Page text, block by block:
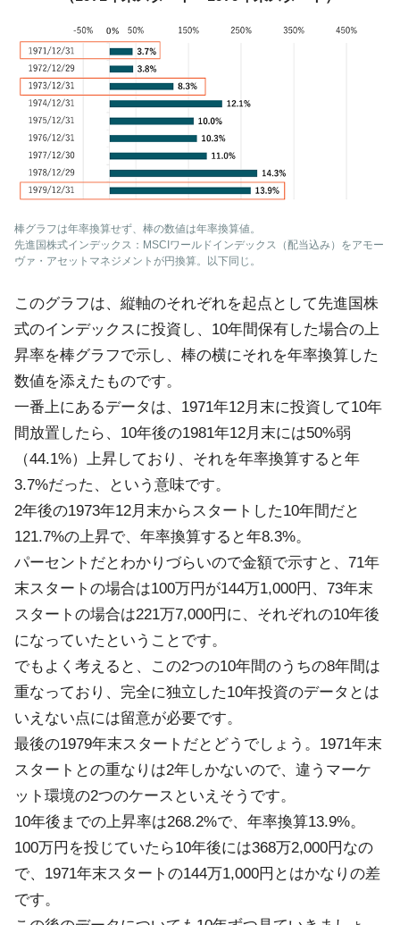
棒グラフは年率換算せず、棒の数値は年率換算値。
先進国株式インデックス：MSCIワールドインデックス（配当込み）をアモー
ヴァ・アセットマネジメントが円換算。以下同じ。
このグラフは、縦軸のそれぞれを起点として先進国株
式のインデックスに投資し、10年間保有した場合の上
昇率を棒グラフで示し、棒の横にそれを年率換算した
数値を添えたものです。
一番上にあるデータは、1971年12月末に投資して10年
間放置したら、10年後の1981年12月末には50%弱
（44.1%）上昇しており、それを年率換算すると年
3.7%だった、という意味です。
2年後の1973年12月末からスタートした10年間だと
121.7%の上昇で、年率換算すると年8.3%。
パーセントだとわかりづらいので金額で示すと、71年
末スタートの場合は100万円が144万1,000円、73年末
スタートの場合は221万7,000円に、それぞれの10年後
になっていたということです。
でもよく考えると、この2つの10年間のうちの8年間は
重なっており、完全に独立した10年投資のデータとは
いえない点には留意が必要です。
最後の1979年末スタートだとどうでしょう。1971年末
スタートとの重なりは2年しかないので、違うマーケ
ット環境の2つのケースといえそうです。
10年後までの上昇率は268.2%で、年率換算13.9%。
100万円を投じていたら10年後には368万2,000円なの
で、1971年末スタートの144万1,000円とはかなりの差
です。